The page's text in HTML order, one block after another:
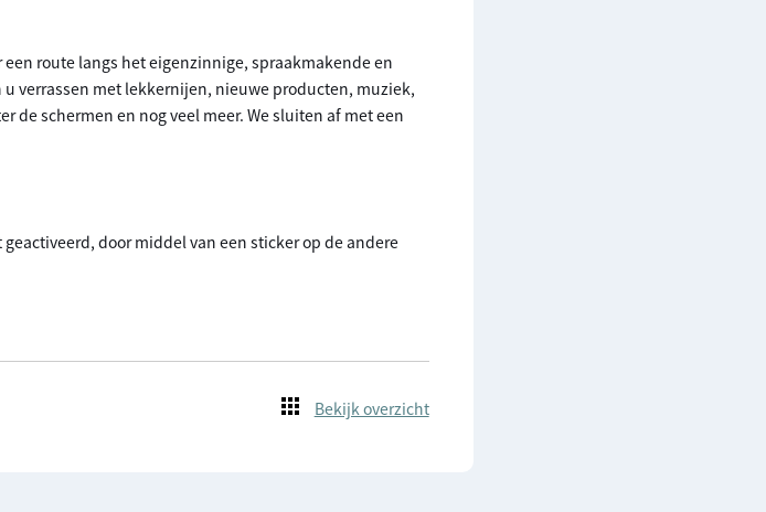
route langs het eigenzinnige, spraakmakende en
verrassen met lekkernijen, nieuwe producten, muziek,
schermen en nog veel meer. We sluiten af met een
door middel van een sticker op de andere
Bekijk overzicht